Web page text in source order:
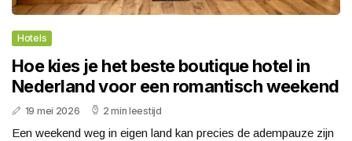
Hotels
Hoe kies je het beste boutique hotel in
Nederland voor een romantisch weekend
19 mei 2026 2 min leestijd
Een weekend weg in eigen land kan precies de adempauze zijn